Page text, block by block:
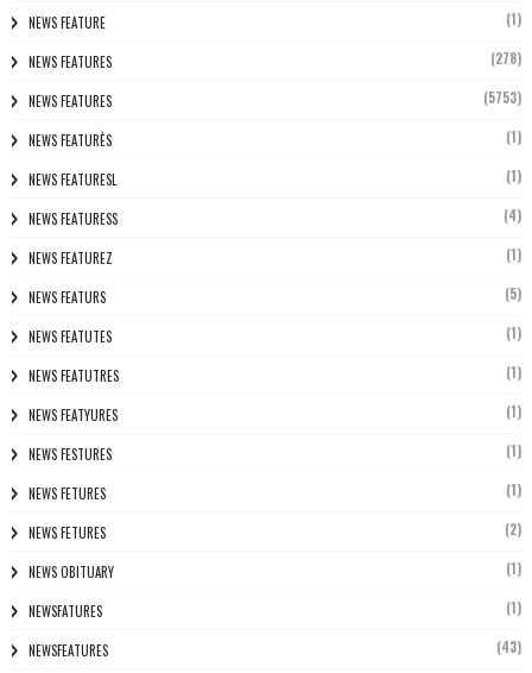
NEWS FEATURE (1)
NEWS FEATURES (278)
NEWS FEATURES (5753)
NEWS FEATURÈS (1)
NEWS FEATURESL (1)
NEWS FEATURESS (4)
NEWS FEATUREZ (1)
NEWS FEATURS (5)
NEWS FEATUTES (1)
NEWS FEATUTRES (1)
NEWS FEATYURES (1)
NEWS FESTURES (1)
NEWS FETURES (1)
NEWS FETURES (2)
NEWS OBITUARY (1)
NEWSFATURES (1)
NEWSFEATURES (43)